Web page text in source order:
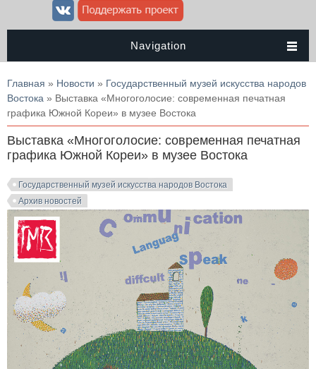
Navigation
Вы здесь
Главная » Новости » Государственный музей искусства народов
Востока » Выставка «Многоголосие: современная печатная
графика Южной Кореи» в музее Востока
Выставка «Многоголосие: современная печатная
графика Южной Кореи» в музее Востока
Государственный музей искусства народов Востока
Архив новостей